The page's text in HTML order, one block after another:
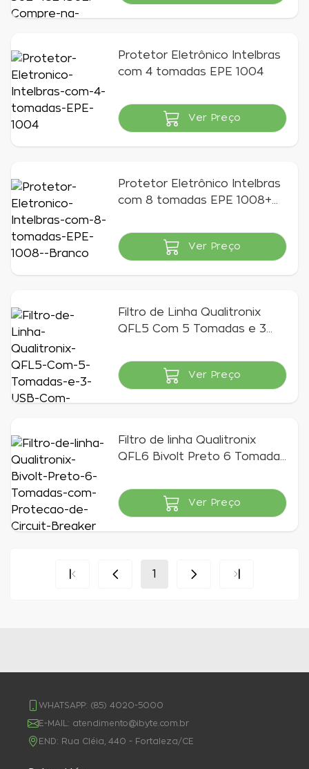
Protetor Eletrônico Intelbras
com 4 tomadas EPE 1004
Indisponível
Ver Preço
Protetor Eletrônico Intelbras
com 8 tomadas EPE 1008+
Indisponível
Ver Preço
Filtro de Linha Qualitronix
QFL5 Com 5 Tomadas e 3
Circuit Breaker Preto
Indisponível
Ver Preço
Filtro de linha Qualitronix
QFL6 Bivolt Preto 6 Tomadas
Breaker
Indisponível
Ver Preço
1
WHATSAPP: (85) 4020-5000
E-MAIL: atendimento@ibyte.com.br
END: Rua Cléia, 440 - Fortaleza/CE